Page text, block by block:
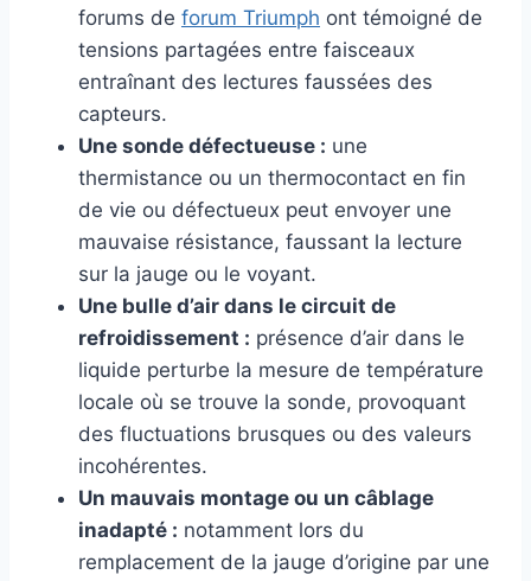
forums de forum Triumph ont témoigné de
tensions partagées entre faisceaux
entraînant des lectures faussées des
capteurs.
Une sonde défectueuse : une
thermistance ou un thermocontact en fin
de vie ou défectueux peut envoyer une
mauvaise résistance, faussant la lecture
sur la jauge ou le voyant.
Une bulle d’air dans le circuit de
refroidissement : présence d’air dans le
liquide perturbe la mesure de température
locale où se trouve la sonde, provoquant
des fluctuations brusques ou des valeurs
incohérentes.
Un mauvais montage ou un câblage
inadapté : notamment lors du
remplacement de la jauge d’origine par une